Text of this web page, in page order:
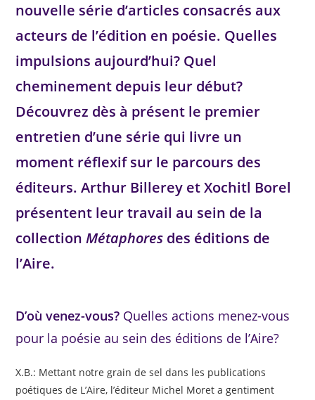
nouvelle série d’articles consacrés aux
acteurs de l’édition en poésie. Quelles
impulsions aujourd’hui? Quel
cheminement depuis leur début?
Découvrez dès à présent le premier
entretien d’une série qui livre un
moment réflexif sur le parcours des
éditeurs. Arthur Billerey et Xochitl Borel
présentent leur travail au sein de la
collectionMétaphores des éditions de
l’Aire.
D’où venez-vous? Quelles actions menez-vous
pour la poésie au sein des éditions de l’Aire?
X.B.: Mettant notre grain de sel dans les publications
poétiques de L’Aire, l’éditeur Michel Moret a gentiment